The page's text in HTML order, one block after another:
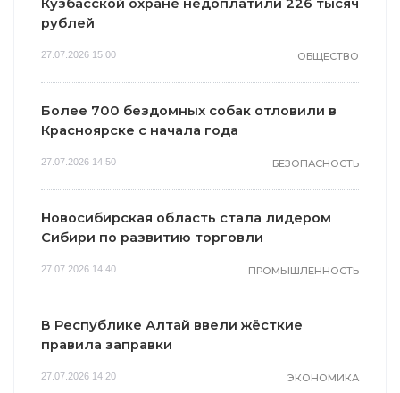
Кузбасской охране недоплатили 226 тысяч
рублей
27.07.2026 15:00 ОБЩЕСТВО
Более 700 бездомных собак отловили в
Красноярске с начала года
27.07.2026 14:50 БЕЗОПАСНОСТЬ
Новосибирская область стала лидером
Сибири по развитию торговли
27.07.2026 14:40 ПРОМЫШЛЕННОСТЬ
В Республике Алтай ввели жёсткие
правила заправки
27.07.2026 14:20 ЭКОНОМИКА